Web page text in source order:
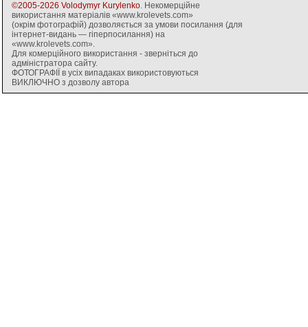
©2005-2026 Volodymyr Kurylenko. Некомерційне
використання матеріалів «www.krolevets.com»
(окрім фотографій) дозволяється за умови посилання (для
інтернет-видань — гіперпосилання) на
«www.krolevets.com».
Для комерційного використання - зверніться до
адміністратора сайту.
ФОТОГРАФІЇ в усіх випадаках використовуються
ВИКЛЮЧНО з дозволу автора